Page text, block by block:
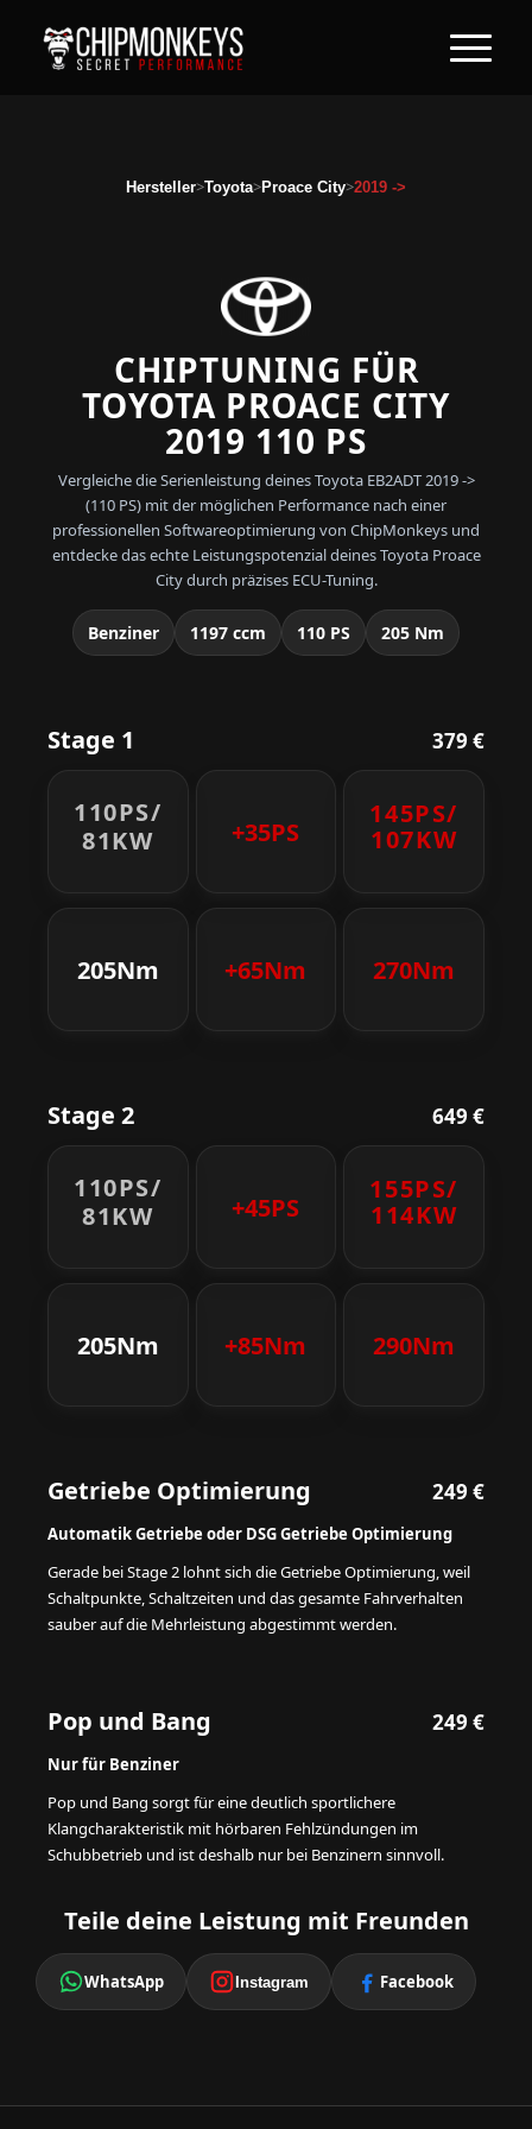
Hersteller>Toyota>Proace City>2019 ->
CHIPTUNING FÜR
TOYOTA PROACE CITY
2019 110 PS
Vergleiche die Serienleistung deines Toyota EB2ADT 2019 ->
(110 PS) mit der möglichen Performance nach einer
professionellen Softwareoptimierung von ChipMonkeys und
entdecke das echte Leistungspotenzial deines Toyota Proace
City durch präzises ECU-Tuning.
Benziner 1197 ccm 110 PS 205 Nm
Stage 1 379 €
110PS/
81KW
+35PS
145PS/
107KW
205Nm +65Nm 270Nm
Stage 2 649 €
110PS/
81KW
+45PS
155PS/
114KW
205Nm +85Nm 290Nm
Getriebe Optimierung 249 €
Automatik Getriebe oder DSG Getriebe Optimierung
Gerade bei Stage 2 lohnt sich die Getriebe Optimierung, weil
Schaltpunkte, Schaltzeiten und das gesamte Fahrverhalten
sauber auf die Mehrleistung abgestimmt werden.
Pop und Bang 249 €
Nur für Benziner
Pop und Bang sorgt für eine deutlich sportlichere
Klangcharakteristik mit hörbaren Fehlzündungen im
Schubbetrieb und ist deshalb nur bei Benzinern sinnvoll.
Teile deine Leistung mit Freunden
WhatsApp Instagram Facebook